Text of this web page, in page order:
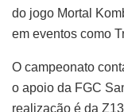
do jogo Mortal
em eventos como
O campeonato
o apoio da FGC
realização é da